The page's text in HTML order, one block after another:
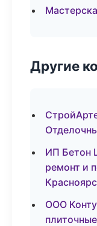
Другие
ИП Бетон
ремонт и
ООО